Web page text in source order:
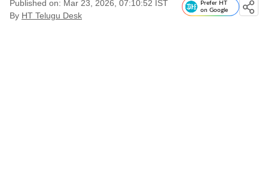
Published on: Mar 23, 2026, 07:10:52 IST
By HT Telugu Desk
Prefer HT
on Google